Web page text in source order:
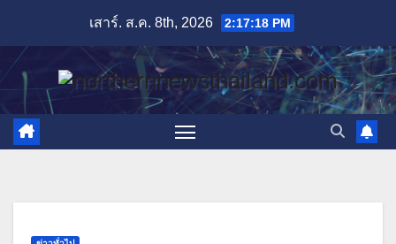
content
เสาร์. ส.ค. 8th, 2026 2:17:19 PM